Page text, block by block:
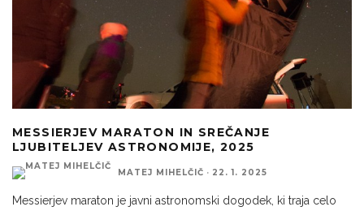
MESSIERJEV MARATON IN SREČANJE
LJUBITELJEV ASTRONOMIJE, 2025
MATEJ MIHELČIČ · 22. 1. 2025
Messierjev maraton je javni astronomski dogodek, ki traja celo